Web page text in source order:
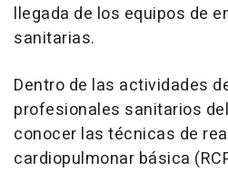
llegada de los equipos de
sanitarias.
Dentro de las actividades
profesionales sanitarios
conocer las técnicas de
cardiopulmonar básica